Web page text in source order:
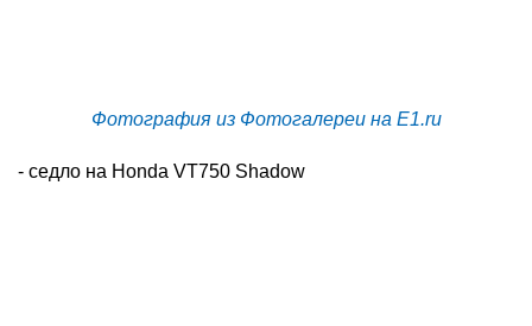
Фотография из Фотогалереи на E1.ru
- седло на Honda VT750 Shadow